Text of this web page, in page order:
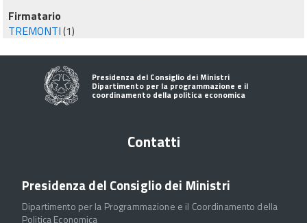
Firmatario
TREMONTI(1)
Presidenza del Consiglio dei Ministri
Dipartimento per la programmazione e il
coordinamento della politica economica
Contatti
Presidenza del Consiglio dei Ministri
Dipartimento per la Programmazione e il Coordinamento della
Politica Economica